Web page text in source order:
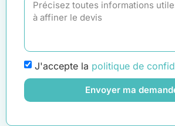
J'accepte la politique de
Envoyer ma